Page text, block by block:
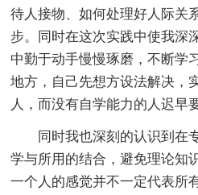
待人接物、如何处理好人际关
步。同时在这次实践中使我深
中勤于动手慢慢琢磨，不断学
地方，自己先想方设法解决，
人，而没有自学能力的人迟早
同时我也深刻的认识到在
学与所用的结合，避免理论知
一个人的感觉并不一定代表所